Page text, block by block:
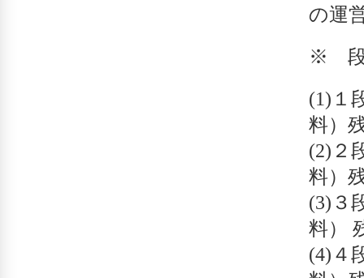
の運
※ 段
(1)１
料）
(2)２
料）
(3)３
料）
(4)４